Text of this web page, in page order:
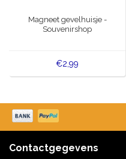
Magneet gevelhuisje -
Souvenirshop
€2,99
Contactgegevens